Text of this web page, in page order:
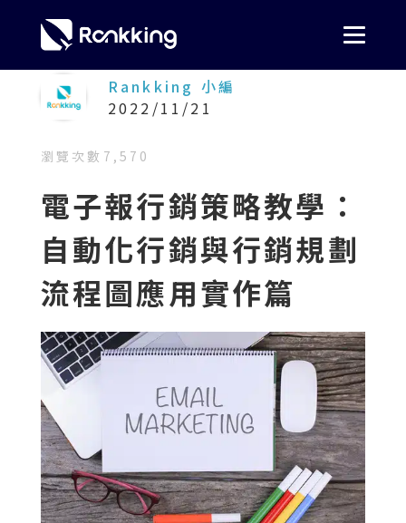
Rankking 小編
2022/11/21
瀏覽次數 7,570
電子報行銷策略教學：
自動化行銷與行銷規劃
流程圖應用實作篇